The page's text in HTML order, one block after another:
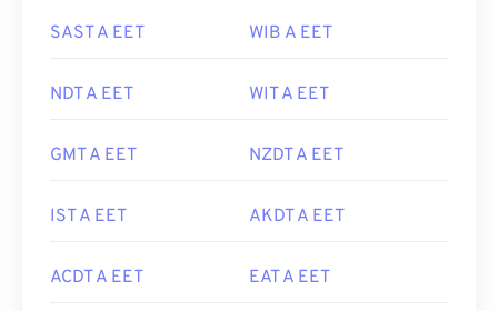
SAST A EET WIB A EET
NDT A EET WIT A EET
GMT A EET NZDT A EET
IST A EET AKDT A EET
ACDT A EET EAT A EET